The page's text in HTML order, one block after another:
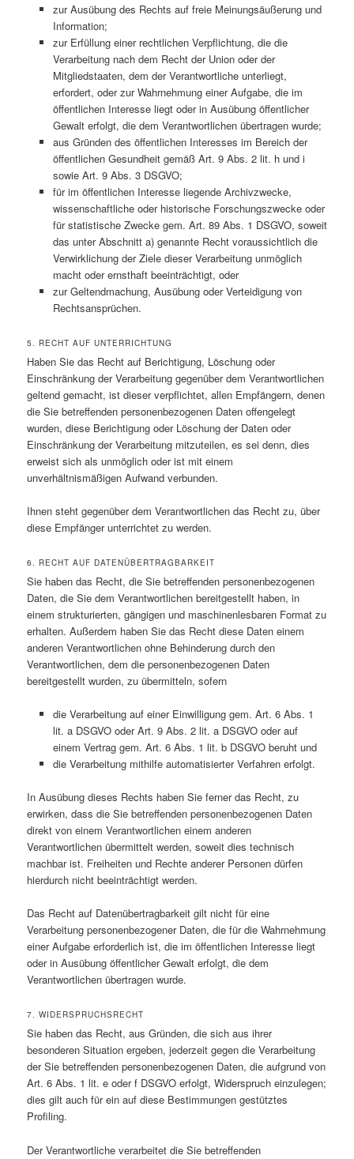
zur Ausübung des Rechts auf freie Meinungsäußerung und
Information;
zur Erfüllung einer rechtlichen Verpflichtung, die die
Verarbeitung nach dem Recht der Union oder der
Mitgliedstaaten, dem der Verantwortliche unterliegt,
erfordert, oder zur Wahrnehmung einer Aufgabe, die im
öffentlichen Interesse liegt oder in Ausübung öffentlicher
Gewalt erfolgt, die dem Verantwortlichen übertragen wurde;
aus Gründen des öffentlichen Interesses im Bereich der
öffentlichen Gesundheit gemäß Art. 9 Abs. 2 lit. h und i
sowie Art. 9 Abs. 3 DSGVO;
für im öffentlichen Interesse liegende Archivzwecke,
wissenschaftliche oder historische Forschungszwecke oder
für statistische Zwecke gem. Art. 89 Abs. 1 DSGVO, soweit
das unter Abschnitt a) genannte Recht voraussichtlich die
Verwirklichung der Ziele dieser Verarbeitung unmöglich
macht oder ernsthaft beeinträchtigt, oder
zur Geltendmachung, Ausübung oder Verteidigung von
Rechtsansprüchen.
5. RECHT AUF UNTERRICHTUNG
Haben Sie das Recht auf Berichtigung, Löschung oder
Einschränkung der Verarbeitung gegenüber dem Verantwortlichen
geltend gemacht, ist dieser verpflichtet, allen Empfängern, denen
die Sie betreffenden personenbezogenen Daten offengelegt
wurden, diese Berichtigung oder Löschung der Daten oder
Einschränkung der Verarbeitung mitzuteilen, es sei denn, dies
erweist sich als unmöglich oder ist mit einem
unverhältnismäßigen Aufwand verbunden.
Ihnen steht gegenüber dem Verantwortlichen das Recht zu, über
diese Empfänger unterrichtet zu werden.
6. RECHT AUF DATENÜBERTRAGBARKEIT
Sie haben das Recht, die Sie betreffenden personenbezogenen
Daten, die Sie dem Verantwortlichen bereitgestellt haben, in
einem strukturierten, gängigen und maschinenlesbaren Format zu
erhalten. Außerdem haben Sie das Recht diese Daten einem
anderen Verantwortlichen ohne Behinderung durch den
Verantwortlichen, dem die personenbezogenen Daten
bereitgestellt wurden, zu übermitteln, sofern
die Verarbeitung auf einer Einwilligung gem. Art. 6 Abs. 1
lit. a DSGVO oder Art. 9 Abs. 2 lit. a DSGVO oder auf
einem Vertrag gem. Art. 6 Abs. 1 lit. b DSGVO beruht und
die Verarbeitung mithilfe automatisierter Verfahren erfolgt.
In Ausübung dieses Rechts haben Sie ferner das Recht, zu
erwirken, dass die Sie betreffenden personenbezogenen Daten
direkt von einem Verantwortlichen einem anderen
Verantwortlichen übermittelt werden, soweit dies technisch
machbar ist. Freiheiten und Rechte anderer Personen dürfen
hierdurch nicht beeinträchtigt werden.
Das Recht auf Datenübertragbarkeit gilt nicht für eine
Verarbeitung personenbezogener Daten, die für die Wahrnehmung
einer Aufgabe erforderlich ist, die im öffentlichen Interesse liegt
oder in Ausübung öffentlicher Gewalt erfolgt, die dem
Verantwortlichen übertragen wurde.
7. WIDERSPRUCHSRECHT
Sie haben das Recht, aus Gründen, die sich aus ihrer
besonderen Situation ergeben, jederzeit gegen die Verarbeitung
der Sie betreffenden personenbezogenen Daten, die aufgrund von
Art. 6 Abs. 1 lit. e oder f DSGVO erfolgt, Widerspruch einzulegen;
dies gilt auch für ein auf diese Bestimmungen gestütztes
Profiling.
Der Verantwortliche verarbeitet die Sie betreffenden